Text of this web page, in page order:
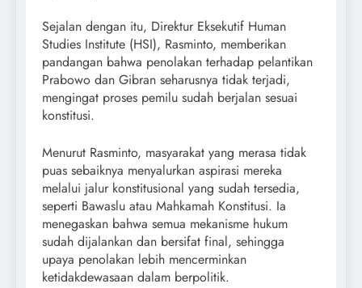
Sejalan dengan itu, Direktur Eksekutif Human
Studies Institute (HSI), Rasminto, memberikan
pandangan bahwa penolakan terhadap pelantikan
Prabowo dan Gibran seharusnya tidak terjadi,
mengingat proses pemilu sudah berjalan sesuai
konstitusi.
Menurut Rasminto, masyarakat yang merasa tidak
puas sebaiknya menyalurkan aspirasi mereka
melalui jalur konstitusional yang sudah tersedia,
seperti Bawaslu atau Mahkamah Konstitusi. Ia
menegaskan bahwa semua mekanisme hukum
sudah dijalankan dan bersifat final, sehingga
upaya penolakan lebih mencerminkan
ketidakdewasaan dalam berpolitik.